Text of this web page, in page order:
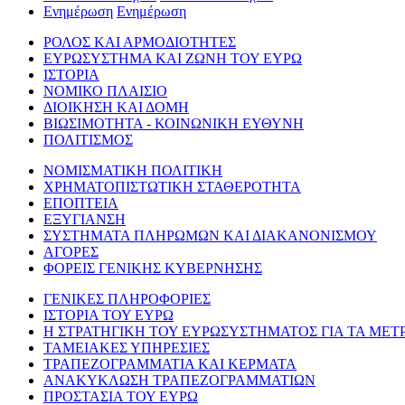
Ενημέρωση Ενημέρωση
ΡΟΛΟΣ ΚΑΙ ΑΡΜΟΔΙΟΤΗΤΕΣ
ΕΥΡΩΣΥΣΤΗΜΑ ΚΑΙ ΖΩΝΗ ΤΟΥ ΕΥΡΩ
ΙΣΤΟΡΙΑ
ΝΟΜΙΚΟ ΠΛΑΙΣΙΟ
ΔΙΟΙΚΗΣΗ ΚΑΙ ΔΟΜΗ
ΒΙΩΣΙΜΟΤΗΤΑ - ΚΟΙΝΩΝΙΚΗ ΕΥΘΥΝΗ
ΠΟΛΙΤΙΣΜΟΣ
ΝΟΜΙΣΜΑΤΙΚΗ ΠΟΛΙΤΙΚΗ
ΧΡΗΜΑΤΟΠΙΣΤΩΤΙΚΗ ΣΤΑΘΕΡΟΤΗΤΑ
ΕΠΟΠΤΕΙΑ
ΕΞΥΓΙΑΝΣΗ
ΣΥΣΤΗΜΑΤΑ ΠΛΗΡΩΜΩΝ ΚΑΙ ΔΙΑΚΑΝΟΝΙΣΜΟΥ
ΑΓΟΡΕΣ
ΦΟΡΕΙΣ ΓΕΝΙΚΗΣ ΚΥΒΕΡΝΗΣΗΣ
ΓΕΝΙΚΕΣ ΠΛΗΡΟΦΟΡΙΕΣ
ΙΣΤΟΡΙΑ ΤΟΥ ΕΥΡΩ
Η ΣΤΡΑΤΗΓΙΚΗ ΤΟΥ ΕΥΡΩΣΥΣΤΗΜΑΤΟΣ ΓΙΑ ΤΑ
ΤΑΜΕΙΑΚΕΣ ΥΠΗΡΕΣΙΕΣ
ΤΡΑΠΕΖΟΓΡΑΜΜΑΤΙΑ ΚΑΙ ΚΕΡΜΑΤΑ
ΑΝΑΚΥΚΛΩΣΗ ΤΡΑΠΕΖΟΓΡΑΜΜΑΤΙΩΝ
ΠΡΟΣΤΑΣΙΑ ΤΟΥ ΕΥΡΩ